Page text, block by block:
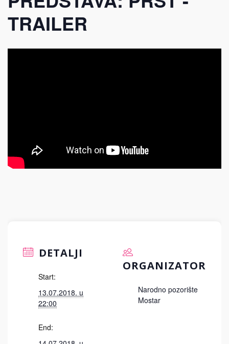
TRAILER
DETALJI
Start:
13.07.2018. u
22:00
End:
ORGANIZATOR
Narodno pozorište
Mostar